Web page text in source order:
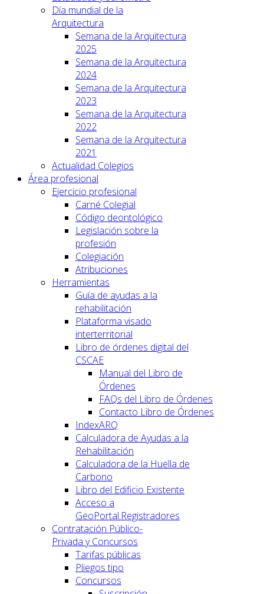
Día mundial de la
Arquitectura
Semana de la Arquitectura
2025
Semana de la Arquitectura
2024
Semana de la Arquitectura
2023
Semana de la Arquitectura
2022
Semana de la Arquitectura
2021
Actualidad Colegios
Área profesional
Ejercicio profesional
Carné Colegial
Código deontológico
Legislación sobre la
profesión
Colegiación
Atribuciones
Herramientas
Guía de ayudas a la
rehabilitación
Plataforma visado
interterritorial
Libro de órdenes digital del
CSCAE
Manual del Libro de
Órdenes
FAQs del Libro de Órdenes
Contacto Libro de Órdenes
IndexARQ
Calculadora de Ayudas a la
Rehabilitación
Calculadora de la Huella de
Carbono
Libro del Edificio Existente
Acceso a
GeoPortal.Registradores
Contratación Público-
Privada y Concursos
Tarifas públicas
Pliegos tipo
Concursos